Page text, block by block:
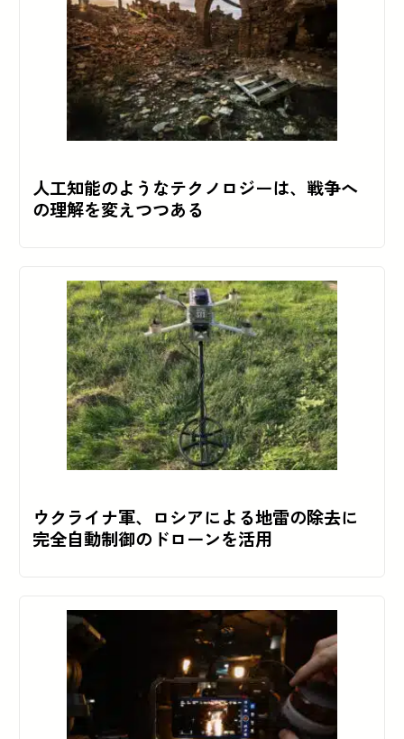
人工知能のようなテクノロジーは、戦争へ
の理解を変えつつある
ウクライナ軍、ロシアによる地雷の除去に
完全自動制御のドローンを活用